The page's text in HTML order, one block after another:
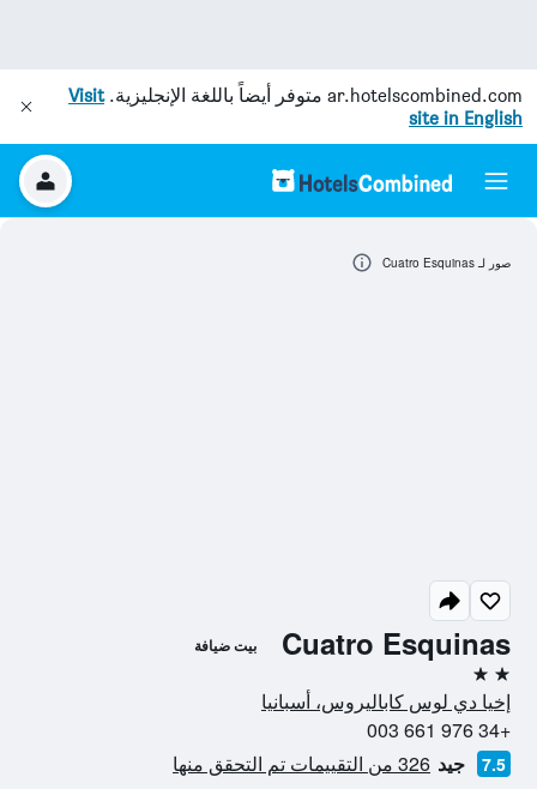
ar.hotelscombined.com متوفر أيضاً باللغة الإنجليزية.Visit
site in English
Cuatro Esquinas بيت ضيافة
2 نجمتين
إخيا دي لوس كاباليروس، أسبانيا
+34 976 661 003
7.5 جيد 326 من التقييمات تم التحقق منها
صور لـ Cuatro Esquinas